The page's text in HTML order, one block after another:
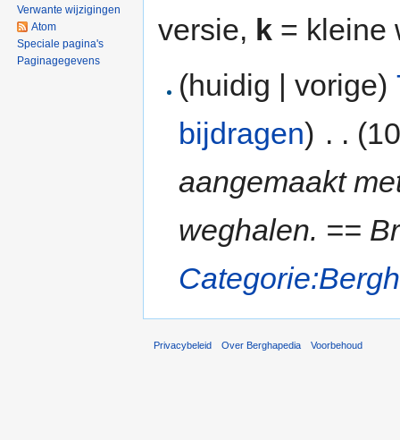
versie, k = kleine
(huidig | vorige)
bijdragen) . .
aangemaakt
weghalen. ==
Verwante wijzigingen
Atom
Speciale pagina's
Paginagegevens
Privacybeleid Over Berghapedia Voorbehoud